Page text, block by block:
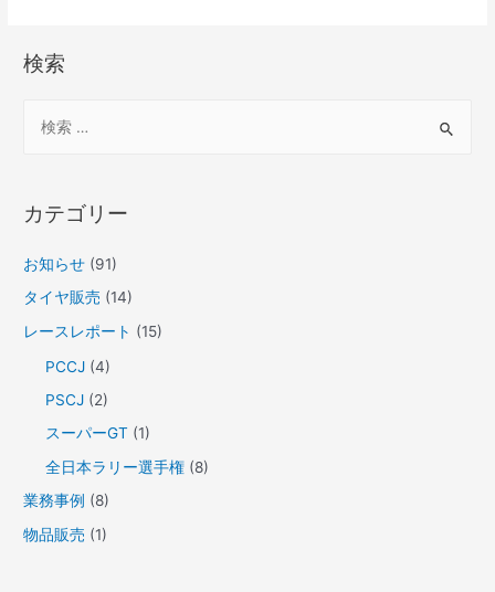
ラ
権
ARK
ラ
イ
ヤ
サ
検索
象
カテゴリー
お知らせ (91)
タイヤ販売 (14)
レースレポート (15)
PCCJ (4)
PSCJ (2)
スーパーGT (1)
全日本ラリー選手権 (8)
業務事例 (8)
物品販売 (1)